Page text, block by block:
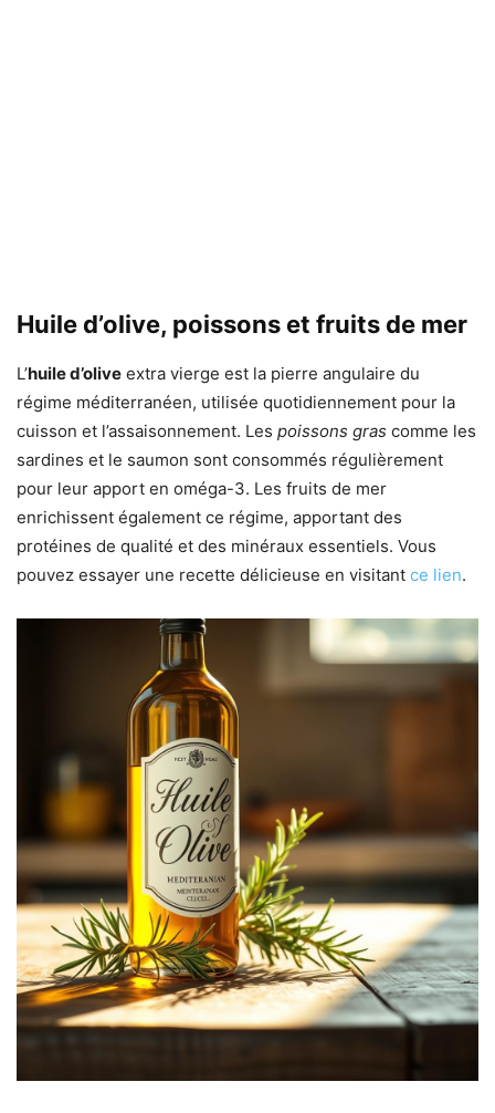
Huile d’olive, poissons et fruits de mer
L’huile d’olive extra vierge est la pierre angulaire du
régime méditerranéen, utilisée quotidiennement pour la
cuisson et l’assaisonnement. Les poissons gras comme les
sardines et le saumon sont consommés régulièrement
pour leur apport en oméga-3. Les fruits de mer
enrichissent également ce régime, apportant des
protéines de qualité et des minéraux essentiels. Vous
pouvez essayer une recette délicieuse en visitant ce lien.